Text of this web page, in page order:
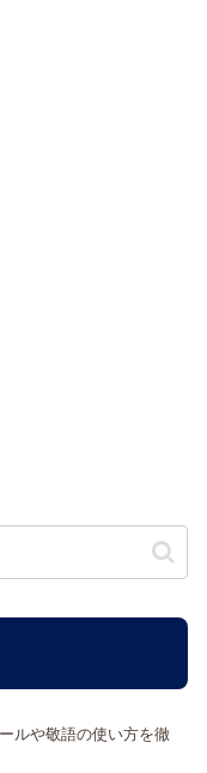
ルや敬語の使い方を徹